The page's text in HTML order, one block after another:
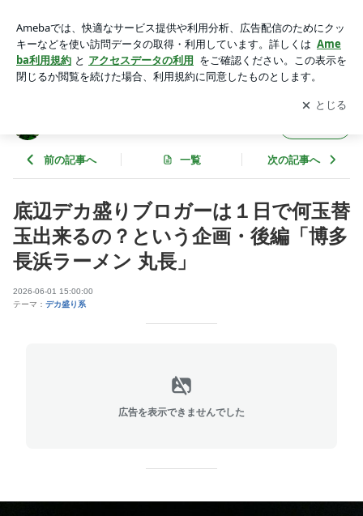
アプリをダウンロードして ブログの更新通知
を受け取りまし
ょう。
開く
前の記事へ 一覧 次の記事へ
底辺デカ盛りブロガーは１日で何玉替
玉出来るの？という企画・後編「博多
長浜ラーメン 丸長」
2026-06-01 15:00:00
テーマ： デカ盛り系
広告を表示できませんでした